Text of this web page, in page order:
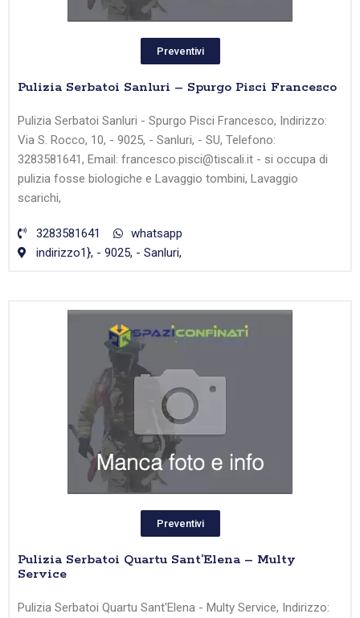
Preventivi
Pulizia Serbatoi Sanluri – Spurgo Pisci Francesco
Pulizia Serbatoi Sanluri - Spurgo Pisci Francesco, Indirizzo:
Via S. Rocco, 10, - 9025, - Sanluri, - SU, Telefono:
3283581641, Email: francesco.pisci@tiscali.it - si occupa di
pulizia fosse biologiche e Lavaggio tombini, Lavaggio
scarichi,
3283581641
whatsapp
indirizzo1}, - 9025, - Sanluri,
Preventivi
Pulizia Serbatoi Quartu Sant’Elena – Multy
Service
Pulizia Serbatoi Quartu Sant'Elena - Multy Service, Indirizzo: